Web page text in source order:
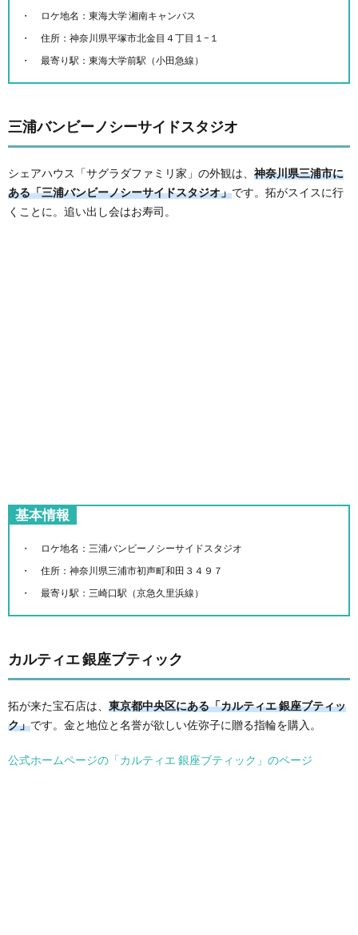
ロケ地名：東海大学 湘南キャンパス
住所：神奈川県平塚市北金目４丁目１−１
最寄り駅：東海大学前駅（小田急線）
三浦バンビーノシーサイドスタジオ
シェアハウス「サグラダファミリ家」の外観は、 神奈川県三浦市に
ある「三浦バンビーノシーサイドスタジオ」です。拓がスイスに行
くことに。追い出し会はお寿司。
基本情報
ロケ地名：三浦バンビーノシーサイドスタジオ
住所：神奈川県三浦市初声町和田３４９７
最寄り駅：三崎口駅（京急久里浜線）
カルティエ 銀座ブティック
拓が来た宝石店は、 東京都中央区にある「カルティエ 銀座ブティッ
ク」です。金と地位と名誉が欲しい佐弥子に贈る指輪を購入。
公式ホームページの「カルティエ 銀座ブティック」のページ